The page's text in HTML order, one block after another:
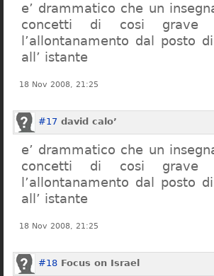
e’ drammatico che un
concetti di cosi grave
l’allontanamento dal posto
all’ istante
18 Nov 2008, 21:25
#17 david calo’
e’ drammatico che un
concetti di cosi grave
l’allontanamento dal posto
all’ istante
18 Nov 2008, 21:25
#18 Focus on Israel